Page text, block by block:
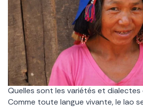
Quelles sont les variétés et dialectes
Comme toute langue vivante, le lao